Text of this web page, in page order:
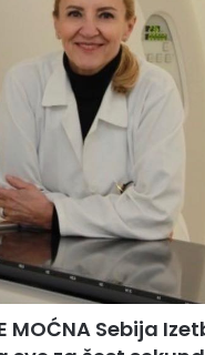
MOĆNA Sebija